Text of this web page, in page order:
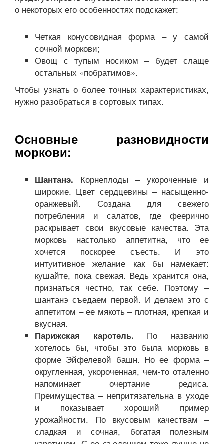
о некоторых его особенностях подскажет:
Четкая конусовидная форма – у самой
сочной моркови;
Овощ с тупым носиком – будет слаще
остальных «побратимов».
Чтобы узнать о более точных характеристиках,
нужно разобраться в сортовых типах.
Основные разновидности
моркови:
Шантанэ. Корнеплоды – укороченные и
широкие. Цвет сердцевины – насыщенно-
оранжевый. Создана для свежего
потребления и салатов, где феерично
раскрывает свои вкусовые качества. Эта
морковь настолько аппетитна, что ее
хочется поскорее съесть. И это
интуитивное желание как бы намекает:
кушайте, пока свежая. Ведь хранится она,
признаться честно, так себе. Поэтому –
шантанэ съедаем первой. И делаем это с
аппетитом – ее мякоть – плотная, крепкая и
вкусная.
Парижская каротель. По названию
хотелось бы, чтобы это была морковь в
форме Эйфелевой башн. Но ее форма –
округленная, укороченная, чем-то оталенно
напоминает очертание редиса.
Преимущества – непритязательна в уходе
и показывает хороший пример
урожайности. По вкусовым качествам –
сладкая и сочная, богатая полезным